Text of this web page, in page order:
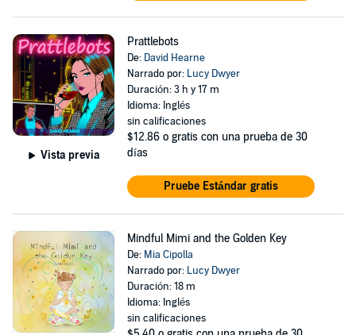
Vista previa
Prattlebots
De: David Hearne
Narrado por: Lucy Dwyer
Duración: 3 h y 17 m
Idioma: Inglés
sin calificaciones
$12.86 o gratis con una prueba de 30
días
Pruebe Estándar gratis
Mindful Mimi and the Golden Key
De: Mia Cipolla
Narrado por: Lucy Dwyer
Duración: 18 m
Idioma: Inglés
sin calificaciones